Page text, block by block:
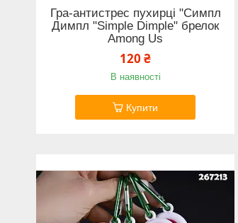
Гра-антистрес пухирці "Симпл
Димпл "Simple Dimple" брелок
Among Us
120 ₴
В наявності
Купити